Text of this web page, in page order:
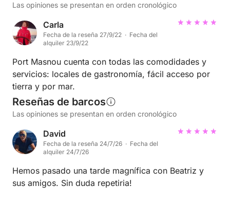
Las opiniones se presentan en orden cronológico
Carla
Fecha de la reseña 27/9/22 · Fecha del
alquiler 23/9/22
Port Masnou cuenta con todas las comodidades y
servicios: locales de gastronomía, fácil acceso por
tierra y por mar.
Reseñas de barcos
Las opiniones se presentan en orden cronológico
David
Fecha de la reseña 24/7/26 · Fecha del
alquiler 24/7/26
Hemos pasado una tarde magnífica con Beatriz y
sus amigos. Sin duda repetiria!